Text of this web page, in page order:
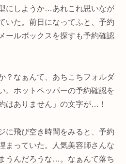
にしようか…あれこれ思いなが
いた。前日になってふと、予約
ールボックスを探すも予約確認
？なぁんて、あちこちフォルダ
。ホットペッパーの予約確認を
はありません」の文字が…！
に飛び空き時間をみると、予約
まっていた。人気美容師さんな
うんだろうな…。なぁんて落ち